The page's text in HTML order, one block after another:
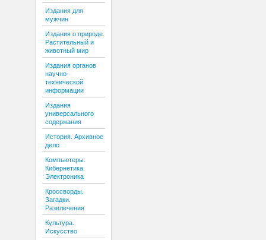
Издания для
мужчин
Издания о природе.
Растительный и
животный мир
Издания органов
научно-
технической
информации
Издания
универсального
содержания
История. Архивное
дело
Компьютеры.
Кибернетика.
Электроника
Кроссворды.
Загадки.
Развлечения
Культура.
Искусство